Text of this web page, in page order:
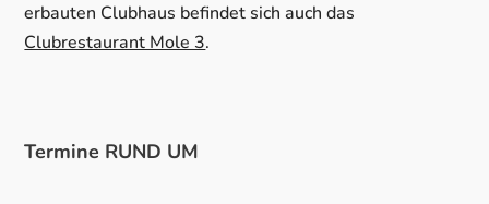
erbauten Clubhaus befindet sich auch das
Clubrestaurant Mole 3.
Termine RUND UM